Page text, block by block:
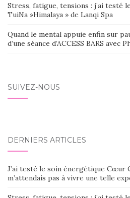
Stress, fatigue, tensions : j’ai testé
TuiNa »Himalaya » de Lanqi Spa
Quand le mental appuie enfin sur
d’une séance d’ACCESS BARS avec
SUIVEZ-NOUS
DERNIERS ARTICLES
J’ai testé le soin énergétique Cœur
m’attendais pas à vivre une telle